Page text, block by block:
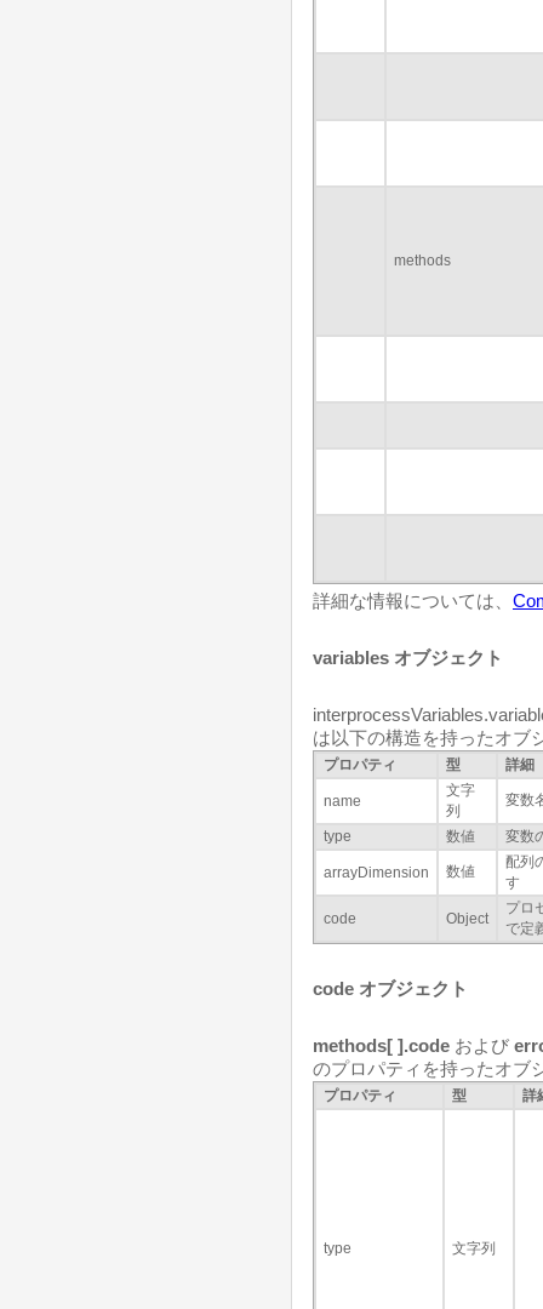
methods
詳細な情報については、
variables オブジェクト
は以下の構造を持ったオブ
プロパティ 型 詳細
name
文字
列
変数
type 数値 変数
arrayDimension 数値
配列
す
code Object
プロ
で定
code オブジェクト
methods[ ].code および
のプロパティを持ったオブ
プロパティ 型 詳
type 文字列